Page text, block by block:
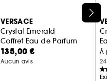
VERSACE
Crystal Emerald
Coffret Eau de Parfum
135,00 €
Aucun avis
À